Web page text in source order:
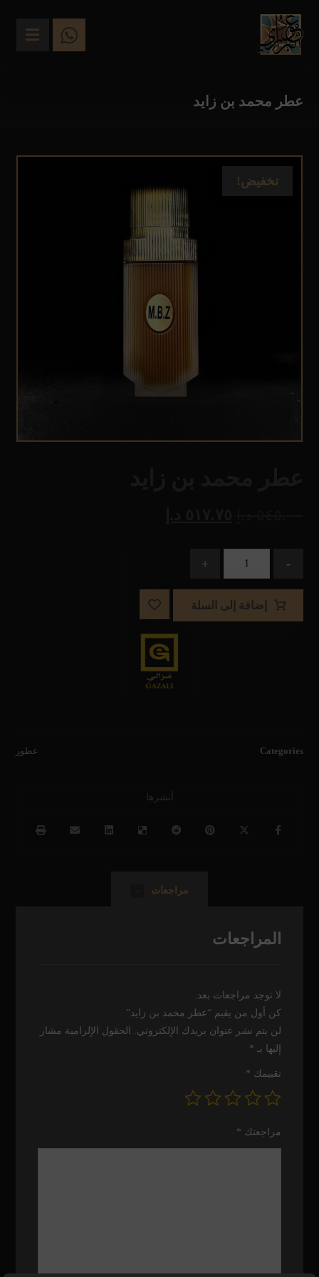
عطر محمد بن زايد
تخفيض!
-
+
إضافة إلى السلة
Categories عطور
مراجعات ٠
المراجعات
لا توجد مراجعات بعد.
كن أول من يقيم “عطر محمد بن زايد”
لن يتم نشر عنوان بريدك الإلكتروني.
الحقول الإلزامية مشار
إليها بـ *
تقييمك *
مراجعتك *